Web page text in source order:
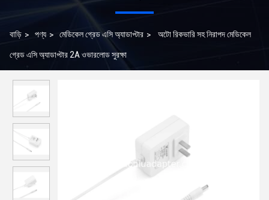
বাড়ি > পণ্য > মেডিকেল গ্রেড এসি অ্যাডাপ্টার > অটো রিকভারি সহ নিরাপদ মেডিকেল
গ্রেড এসি অ্যাডাপ্টার 2A ওভারলোড সুরক্ষা